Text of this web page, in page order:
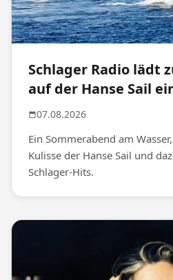
Schlager Radio lädt
auf der Hanse Sail
07.08.2026
Ein Sommerabend am
Kulisse der Hanse Sail und
Schlager-Hits.